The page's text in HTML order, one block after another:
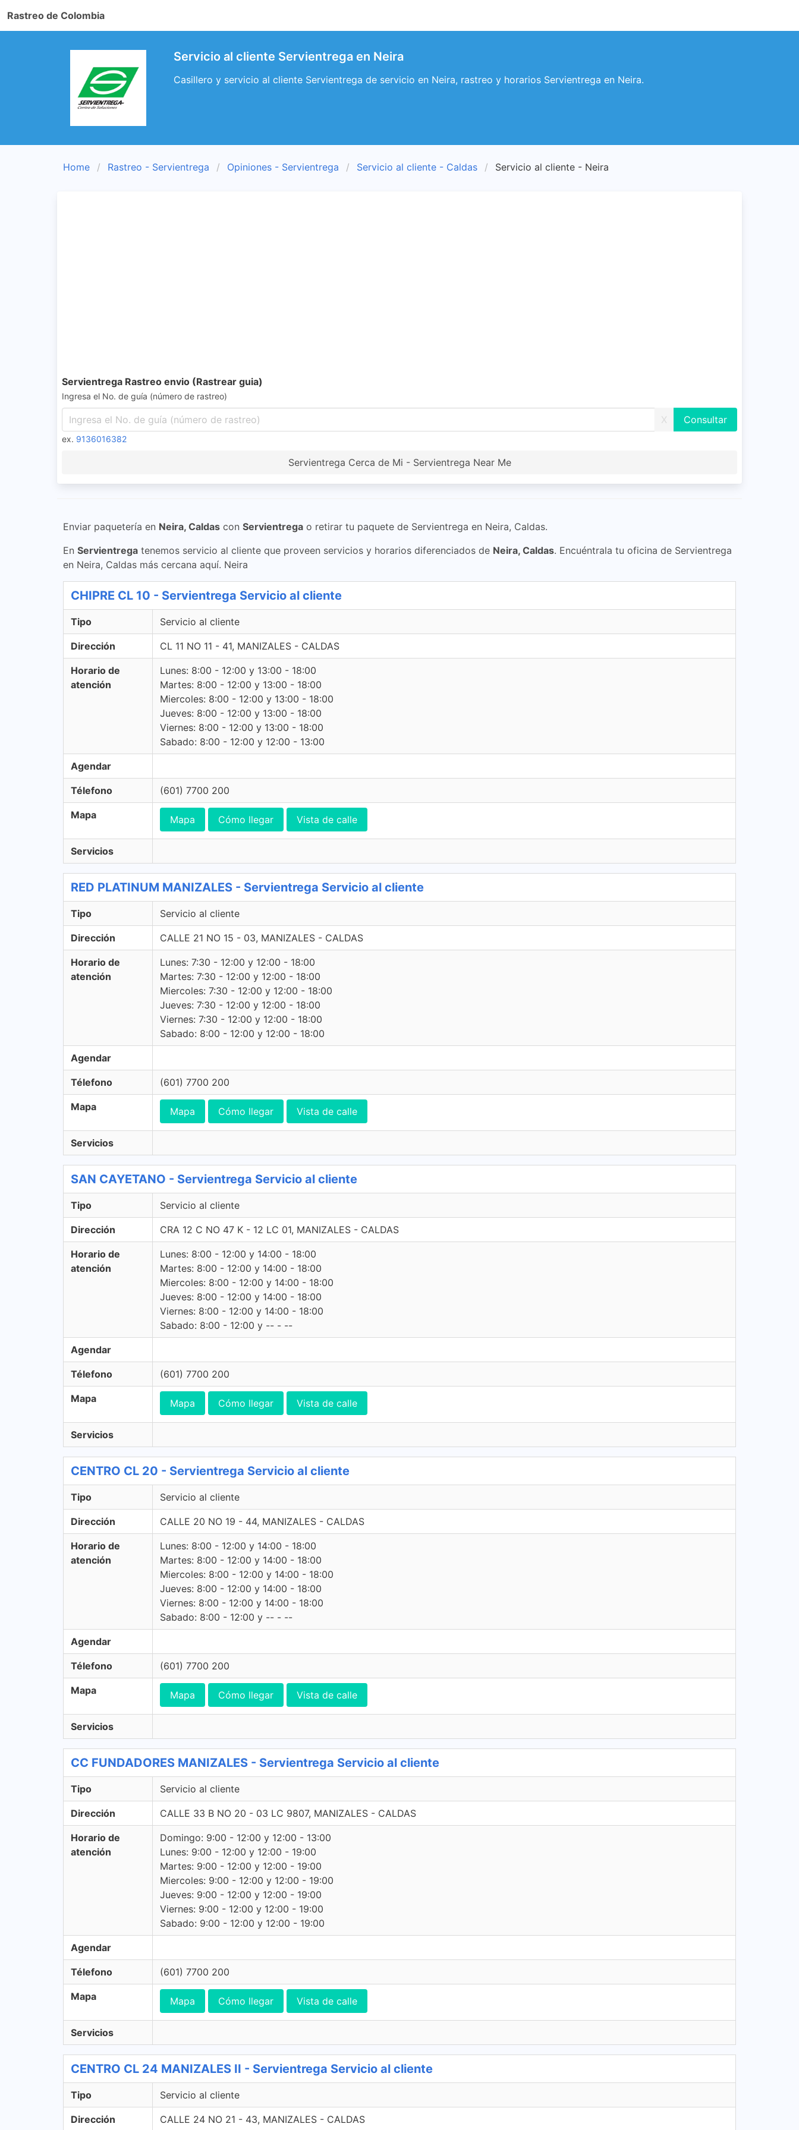
Rastreo de Colombia
Servicio al cliente Servientrega en Neira
Casillero y servicio al cliente Servientrega de servicio en Neira, rastreo y horarios Servientrega en Neira.
Home Rastreo - Servientrega Opiniones - Servientrega Servicio al cliente - Caldas Servicio al cliente - Neira
Servientrega Rastreo envio (Rastrear guia)
Ingresa el No. de guía (número de rastreo)
X
ex. 9136016382
Servientrega Cerca de Mi - Servientrega Near Me
Enviar paquetería en Neira, Caldas con Servientrega o retirar tu paquete de Servientrega en Neira, Caldas.
En Servientrega tenemos servicio al cliente que proveen servicios y horarios diferenciados de Neira, Caldas. Encuéntrala tu oficina de Servientrega
en Neira, Caldas más cercana aquí. Neira
CHIPRE CL 10 - Servientrega Servicio al cliente
Tipo Servicio al cliente
Dirección CL 11 NO 11 - 41, MANIZALES - CALDAS
Horario de
atención
Lunes: 8:00 - 12:00 y 13:00 - 18:00
Martes: 8:00 - 12:00 y 13:00 - 18:00
Miercoles: 8:00 - 12:00 y 13:00 - 18:00
Jueves: 8:00 - 12:00 y 13:00 - 18:00
Viernes: 8:00 - 12:00 y 13:00 - 18:00
Sabado: 8:00 - 12:00 y 12:00 - 13:00
Agendar
Télefono (601) 7700 200
Mapa Mapa Cómo llegar Vista de calle
Servicios
RED PLATINUM MANIZALES - Servientrega Servicio al cliente
Tipo Servicio al cliente
Dirección CALLE 21 NO 15 - 03, MANIZALES - CALDAS
Horario de
atención
Lunes: 7:30 - 12:00 y 12:00 - 18:00
Martes: 7:30 - 12:00 y 12:00 - 18:00
Miercoles: 7:30 - 12:00 y 12:00 - 18:00
Jueves: 7:30 - 12:00 y 12:00 - 18:00
Viernes: 7:30 - 12:00 y 12:00 - 18:00
Sabado: 8:00 - 12:00 y 12:00 - 18:00
Agendar
Télefono (601) 7700 200
Mapa Mapa Cómo llegar Vista de calle
Servicios
SAN CAYETANO - Servientrega Servicio al cliente
Tipo Servicio al cliente
Dirección CRA 12 C NO 47 K - 12 LC 01, MANIZALES - CALDAS
Horario de
atención
Lunes: 8:00 - 12:00 y 14:00 - 18:00
Martes: 8:00 - 12:00 y 14:00 - 18:00
Miercoles: 8:00 - 12:00 y 14:00 - 18:00
Jueves: 8:00 - 12:00 y 14:00 - 18:00
Viernes: 8:00 - 12:00 y 14:00 - 18:00
Sabado: 8:00 - 12:00 y -- - --
Agendar
Télefono (601) 7700 200
Mapa Mapa Cómo llegar Vista de calle
Servicios
CENTRO CL 20 - Servientrega Servicio al cliente
Tipo Servicio al cliente
Dirección CALLE 20 NO 19 - 44, MANIZALES - CALDAS
Horario de
atención
Lunes: 8:00 - 12:00 y 14:00 - 18:00
Martes: 8:00 - 12:00 y 14:00 - 18:00
Miercoles: 8:00 - 12:00 y 14:00 - 18:00
Jueves: 8:00 - 12:00 y 14:00 - 18:00
Viernes: 8:00 - 12:00 y 14:00 - 18:00
Sabado: 8:00 - 12:00 y -- - --
Agendar
Télefono (601) 7700 200
Mapa Mapa Cómo llegar Vista de calle
Servicios
CC FUNDADORES MANIZALES - Servientrega Servicio al cliente
Tipo Servicio al cliente
Dirección CALLE 33 B NO 20 - 03 LC 9807, MANIZALES - CALDAS
Horario de
atención
Domingo: 9:00 - 12:00 y 12:00 - 13:00
Lunes: 9:00 - 12:00 y 12:00 - 19:00
Martes: 9:00 - 12:00 y 12:00 - 19:00
Miercoles: 9:00 - 12:00 y 12:00 - 19:00
Jueves: 9:00 - 12:00 y 12:00 - 19:00
Viernes: 9:00 - 12:00 y 12:00 - 19:00
Sabado: 9:00 - 12:00 y 12:00 - 19:00
Agendar
Télefono (601) 7700 200
Mapa Mapa Cómo llegar Vista de calle
Servicios
CENTRO CL 24 MANIZALES II - Servientrega Servicio al cliente
Tipo Servicio al cliente
Dirección CALLE 24 NO 21 - 43, MANIZALES - CALDAS